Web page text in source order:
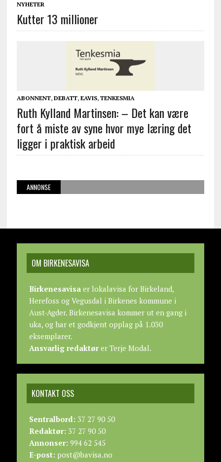
NYHETER
Kutter 13 millioner
ABONNENT, DEBATT, EAVIS, TENKESMIA
Ruth Kylland Martinsen: – Det kan være
fort å miste av syne hvor mye læring det
ligger i praktisk arbeid
ANNONSE
OM BIRKENESAVISA
Birkenesavisaer lokalavisa for Birkeland,
Herefoss og Vegusdal i Birkenes kommune i
Aust-Agder. Birkenesavisa kommer ut en gang i
uka, og har et godkjent opplag på 1.030
eksemplarer.
Ansvarlig redaktører Terje Modal.
KONTAKT OSS
Sentralbord:37 27 90 50
Redaktør:37 27 90 50
Annonser:994 62 545
E-post:post@bavisa.no